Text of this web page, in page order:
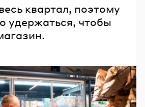
квартал, поэтому
удержаться, чтобы